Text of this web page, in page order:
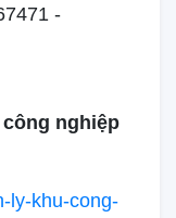
-
nghiệp
ly-khu-cong-